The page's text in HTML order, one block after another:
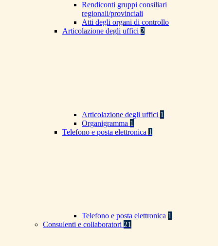
Rendiconti gruppi consiliari
regionali/provinciali
Atti degli organi di controllo
Articolazione degli uffici 2
Articolazione degli uffici 1
Organigramma 1
Telefono e posta elettronica 1
Telefono e posta elettronica 1
Consulenti e collaboratori 21